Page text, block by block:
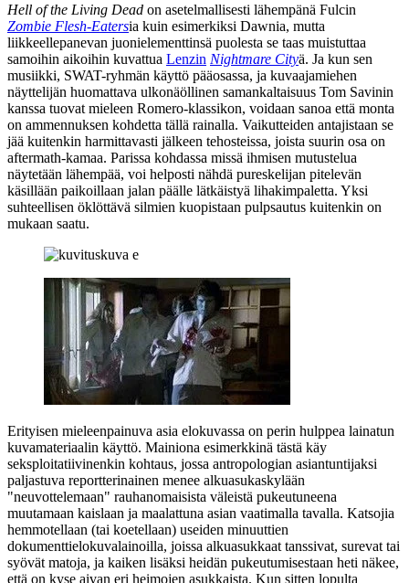
Hell of the Living Dead on asetelmallisesti lähempänä Fulcin
Zombie Flesh-Eatersia kuin esimerkiksi Dawnia, mutta
liikkeellepanevan juonielementtinsä puolesta se taas muistuttaa
samoihin aikoihin kuvattua Lenzin Nightmare Cityä. Ja kun sen
musiikki, SWAT-ryhmän käyttö pääosassa, ja kuvaajamiehen
näyttelijän huomattava ulkonäöllinen samankaltaisuus Tom Savinin
kanssa tuovat mieleen Romero-klassikon, voidaan sanoa että monta
on ammennuksen kohdetta tällä rainalla. Vaikutteiden antajistaan se
jää kuitenkin harmittavasti jälkeen tehosteissa, joista suurin osa on
aftermath-kamaa. Parissa kohdassa missä ihmisen mutustelua
näytetään lähempää, voi helposti nähdä pureskelijan pitelevän
käsillään paikoillaan jalan päälle lätkäistyä lihakimpaletta. Yksi
suhteellisen öklöttävä silmien kuopistaan pulpsautus kuitenkin on
mukaan saatu.
Erityisen mieleenpainuva asia elokuvassa on perin hulppea lainatun
kuvamateriaalin käyttö. Mainiona esimerkkinä tästä käy
seksploitatiivinenkin kohtaus, jossa antropologian asiantuntijaksi
paljastuva reportterinainen menee alkuasukaskylään
"neuvottelemaan" rauhanomaisista väleistä pukeutuneena
muutamaan kaislaan ja maalattuna asian vaatimalla tavalla. Katsojia
hemmotellaan (tai koetellaan) useiden minuuttien
dokumenttielokuvalainoilla, joissa alkuasukkaat tanssivat, surevat tai
syövät matoja, ja kaiken lisäksi heidän pukeutumisestaan heti näkee,
että on kyse aivan eri heimojen asukkaista. Kun sitten lopulta